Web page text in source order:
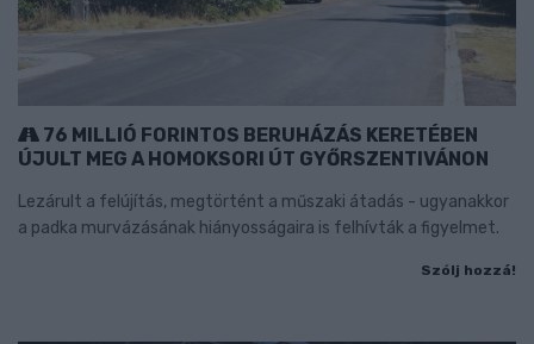
76 MILLIÓ FORINTOS BERUHÁZÁS KERETÉBEN
ÚJULT MEG A HOMOKSORI ÚT GYŐRSZENTIVÁNON
Lezárult a felújítás, megtörtént a műszaki átadás - ugyanakkor
a padka murvázásának hiányosságaira is felhívták a figyelmet.
Szólj hozzá!